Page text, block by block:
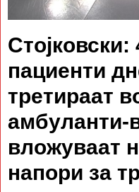
Стојковски:
пациенти
третираат
амбуланти-
вложуваат
напори за